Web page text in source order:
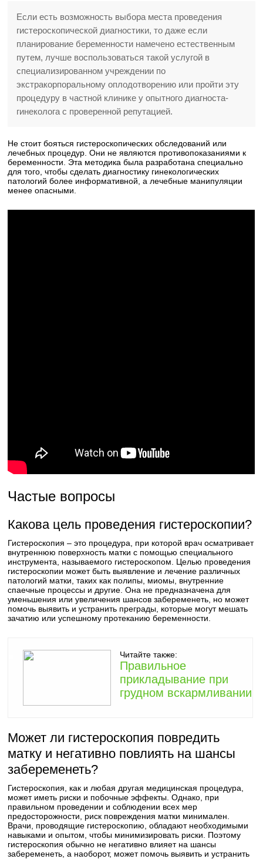
Если есть возможность выбора места проведения
гистероскопической диагностики, то даже если
планирование беременности намечено естественным
путем, лучше воспользоваться такой услугой в
специализированном учреждении по
экстракорпоральному оплодотворению или пройти эту
процедуру в частной клинике у опытного диагноста-
гинеколога с проверенной репутацией.
Не стоит бояться гистероскопических обследований или
лечебных процедур. Они не являются противопоказаниями к
беременности. Эта методика была разработана специально
для того, чтобы сделать диагностику гинекологических
патологий более информативной, а лечебные манипуляции
менее опасными.
Частые вопросы
Какова цель проведения гистероскопии?
Гистероскопия – это процедура, при которой врач осматривает
внутреннюю поверхность матки с помощью специального
инструмента, называемого гистероскопом. Целью проведения
гистероскопии может быть выявление и лечение различных
патологий матки, таких как полипы, миомы, внутренние
спаечные процессы и другие. Она не предназначена для
уменьшения или увеличения шансов забеременеть, но может
помочь выявить и устранить преграды, которые могут мешать
зачатию или успешному протеканию беременности.
Читайте также:
Правильное
прикладывание при
грудном вскармливании
Может ли гистероскопия повредить
матку и негативно повлиять на шансы
забеременеть?
Гистероскопия, как и любая другая медицинская процедура,
может иметь риски и побочные эффекты. Однако, при
правильном проведении и соблюдении всех мер
предосторожности, риск повреждения матки минимален.
Врачи, проводящие гистероскопию, обладают необходимыми
навыками и опытом, чтобы минимизировать риски. Поэтому
гистероскопия обычно не негативно влияет на шансы
забеременеть, а наоборот, может помочь выявить и устранить